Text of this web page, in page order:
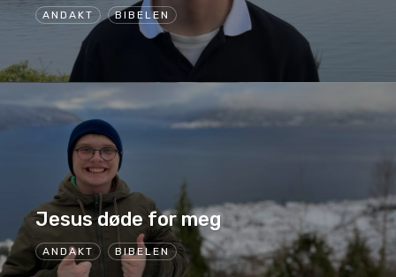
ANDAKT BIBELEN
ANDAKT BIBELEN
Jesus døde for meg